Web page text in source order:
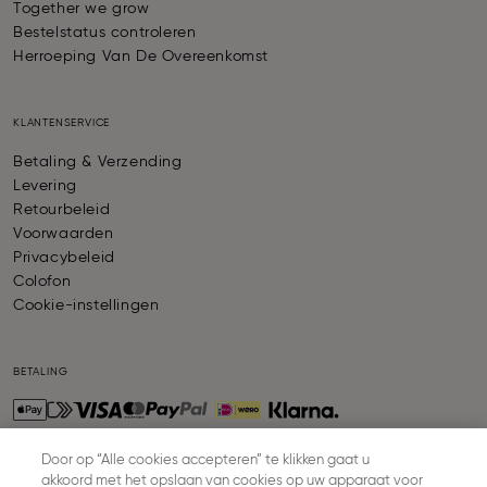
Together we grow
Bestelstatus controleren
Herroeping Van De Overeenkomst
KLANTENSERVICE
Betaling & Verzending
Levering
Retourbeleid
Voorwaarden
Privacybeleid
Colofon
Cookie-instellingen
BETALING
VERZENDING
Door op “Alle cookies accepteren” te klikken gaat u
akkoord met het opslaan van cookies op uw apparaat voor